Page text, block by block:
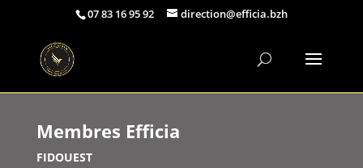
07 83 16 95 92 direction@efficia.bzh
Membres Efficia
FIDOUEST